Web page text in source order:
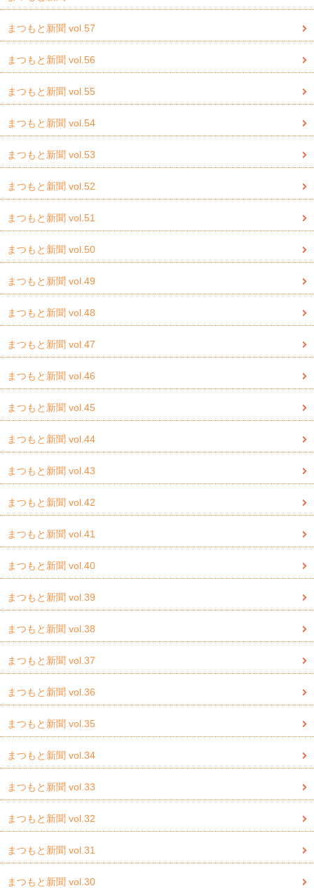
まつもと新聞 vol.57
まつもと新聞 vol.56
まつもと新聞 vol.55
まつもと新聞 vol.54
まつもと新聞 vol.53
まつもと新聞 vol.52
まつもと新聞 vol.51
まつもと新聞 vol.50
まつもと新聞 vol.49
まつもと新聞 vol.48
まつもと新聞 vol.47
まつもと新聞 vol.46
まつもと新聞 vol.45
まつもと新聞 vol.44
まつもと新聞 vol.43
まつもと新聞 vol.42
まつもと新聞 vol.41
まつもと新聞 vol.40
まつもと新聞 vol.39
まつもと新聞 vol.38
まつもと新聞 vol.37
まつもと新聞 vol.36
まつもと新聞 vol.35
まつもと新聞 vol.34
まつもと新聞 vol.33
まつもと新聞 vol.32
まつもと新聞 vol.31
まつもと新聞 vol.30